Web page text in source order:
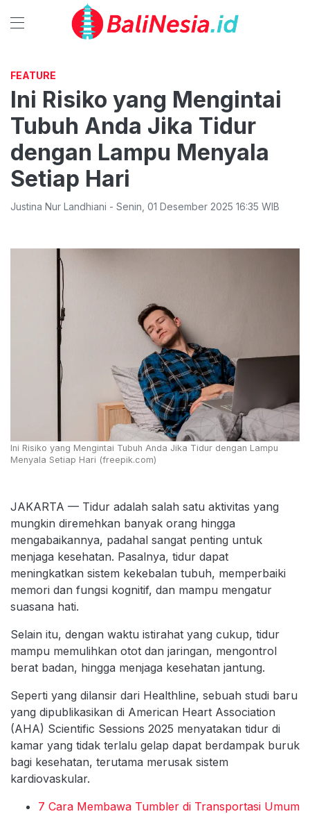
FEATURE
Ini Risiko yang Mengintai
Tubuh Anda Jika Tidur
dengan Lampu Menyala
Setiap Hari
Justina Nur Landhiani - Senin 01 Desember 2025 16:35 WIB
Ini Risiko yang Mengintai Tubuh Anda Jika Tidur dengan Lampu
Menyala Setiap Hari (freepik.com)
JAKARTA — Tidur adalah salah satu aktivitas yang
mungkin diremehkan banyak orang hingga
mengabaikannya, padahal sangat penting untuk
menjaga kesehatan. Pasalnya, tidur dapat
meningkatkan sistem kekebalan tubuh, memperbaiki
memori dan fungsi kognitif, dan mampu mengatur
suasana hati.
Selain itu, dengan waktu istirahat yang cukup, tidur
mampu memulihkan otot dan jaringan, mengontrol
berat badan, hingga menjaga kesehatan jantung.
Seperti yang dilansir dari Healthline, sebuah studi baru
yang dipublikasikan di American Heart Association
(AHA) Scientific Sessions 2025 menyatakan tidur di
kamar yang tidak terlalu gelap dapat berdampak buruk
bagi kesehatan, terutama merusak sistem
kardiovaskular.
7 Cara Membawa Tumbler di Transportasi Umum